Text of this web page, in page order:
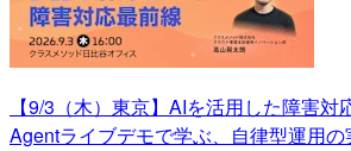
【9/3（木）東京】AIを活用した障害対
Agentライブデモで学ぶ、自律型運用の